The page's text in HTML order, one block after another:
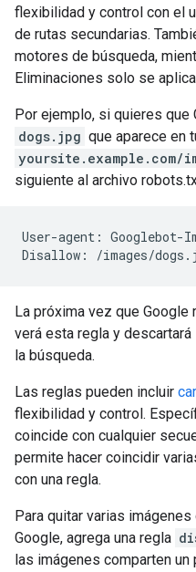
flexibilidad y control con el
de rutas secundarias.
motores de búsqueda,
Eliminaciones solo se
Por ejemplo, si quieres que
dogs.jpg que aparece en
yoursite.example.com/
siguiente al archivo
User-agent: Googlebot-
Disallow: /images/
La próxima vez que Google
verá esta regla y
la búsqueda.
Las reglas pueden incluir
flexibilidad y control.
coincide con cualquier
permite hacer coincidir
con una regla.
Para quitar varias
Google, agrega una regla
las imágenes comparten un